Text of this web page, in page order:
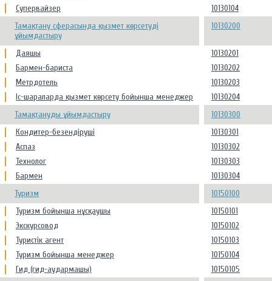
Супервайзер
10130104
Тамақтану сферасында қызмет көрсетуді
ұйымдастыру
10130200
Даяшы
10130201
Бармен-бариста
10130202
Метрдотель
10130203
Іс-шараларда қызмет көрсету бойынша менеджер
10130204
Тамақтануды ұйымдастыру
10130300
Кондитер-безендіруші
10130301
Аспаз
10130302
Технолог
10130303
Бармен
10130304
Туризм
10150100
Туризм бойынша нұсқаушы
10150101
Экскурсовод
10150102
Туристік агент
10150103
Туризм бойынша менеджер
10150104
Гид (гид-аудармашы)
10150105